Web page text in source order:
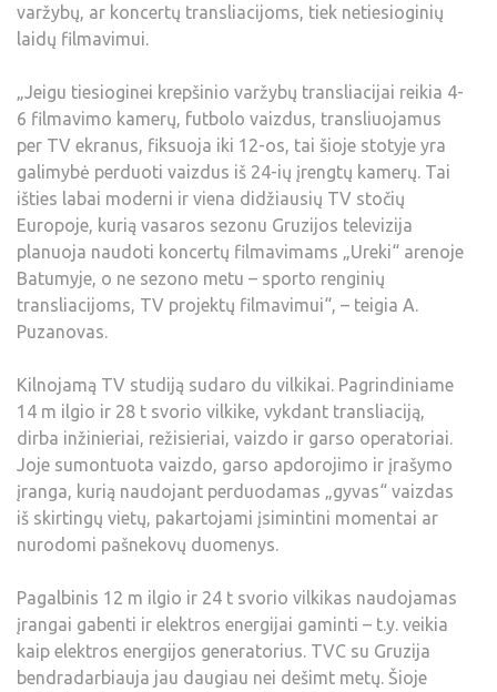
varžybų, ar koncertų transliacijoms, tiek netiesioginių
laidų filmavimui.
„Jeigu tiesioginei krepšinio varžybų transliacijai reikia 4-
6 filmavimo kamerų, futbolo vaizdus, transliuojamus
per TV ekranus, fiksuoja iki 12-os, tai šioje stotyje yra
galimybė perduoti vaizdus iš 24-ių įrengtų kamerų. Tai
išties labai moderni ir viena didžiausių TV stočių
Europoje, kurią vasaros sezonu Gruzijos televizija
planuoja naudoti koncertų filmavimams „Ureki“ arenoje
Batumyje, o ne sezono metu – sporto renginių
transliacijoms, TV projektų filmavimui“, – teigia A.
Puzanovas.
Kilnojamą TV studiją sudaro du vilkikai. Pagrindiniame
14 m ilgio ir 28 t svorio vilkike, vykdant transliaciją,
dirba inžinieriai, režisieriai, vaizdo ir garso operatoriai.
Joje sumontuota vaizdo, garso apdorojimo ir įrašymo
įranga, kurią naudojant perduodamas „gyvas“ vaizdas
iš skirtingų vietų, pakartojami įsimintini momentai ar
nurodomi pašnekovų duomenys.
Pagalbinis 12 m ilgio ir 24 t svorio vilkikas naudojamas
įrangai gabenti ir elektros energijai gaminti – t.y. veikia
kaip elektros energijos generatorius. TVC su Gruzija
bendradarbiauja jau daugiau nei dešimt metų. Šioje